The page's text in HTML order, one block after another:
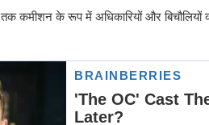
कमीशन के रूप में अधिकारियों और बिचौलियों